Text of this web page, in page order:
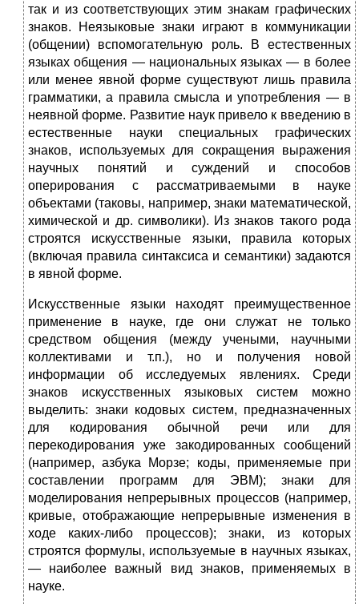
так и из соответствующих этим знакам графических
знаков. Неязыковые знаки играют в коммуникации
(общении) вспомогательную роль. В естественных
языках общения — национальных языках — в более
или менее явной форме существуют лишь правила
грамматики, а правила смысла и употребления — в
неявной форме. Развитие наук привело к введению в
естественные науки специальных графических
знаков, используемых для сокращения выражения
научных понятий и суждений и способов
оперирования с рассматриваемыми в науке
объектами (таковы, например, знаки математической,
химической и др. символики). Из знаков такого рода
строятся искусственные языки, пра­вила которых
(включая правила синтаксиса и семантики) задаются
в явной форме.
Искусственные языки находят преимущественное
применение в науке, где они служат не только
средством общения (между учеными, научными
коллективами и т.п.), но и получения новой
информации об исследуемых явлениях. Среди
знаков искусственных языковых систем можно
выделить: знаки кодовых систем, предназначенных
для кодирования обычной речи или для
перекодирования уже закодированных сообщений
(например, азбука Морзе; коды, применяемые при
составлении программ для ЭВМ); знаки для
моделирования непрерывных процессов (например,
кривые, отображающие непрерывные изменения в
ходе каких-либо процессов); знаки, из которых
строятся формулы, используемые в научных языках,
— наиболее важный вид знаков, применяемых в
науке.